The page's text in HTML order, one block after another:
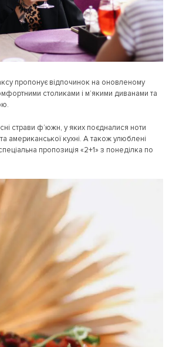
пропонує відпочинок на оновленому
столиками і м’якими диванами та
страви ф’южн, у яких поєдналися ноти
американської кухні. А також улюблені
пропозиція «2+1» з понеділка по